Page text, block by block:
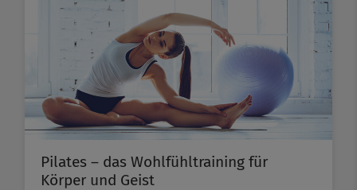
Pilates – das Wohlfühltraining für
Körper und Geist